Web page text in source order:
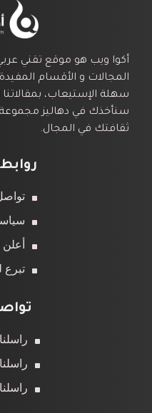
أكوا ويب هو موقع تقني
المجالات و الأقسام
سهلة الإستيعاب،
سنأخذك في دهاليز مجموعة
ثقافتك في المجال.
أعلن
تبرع